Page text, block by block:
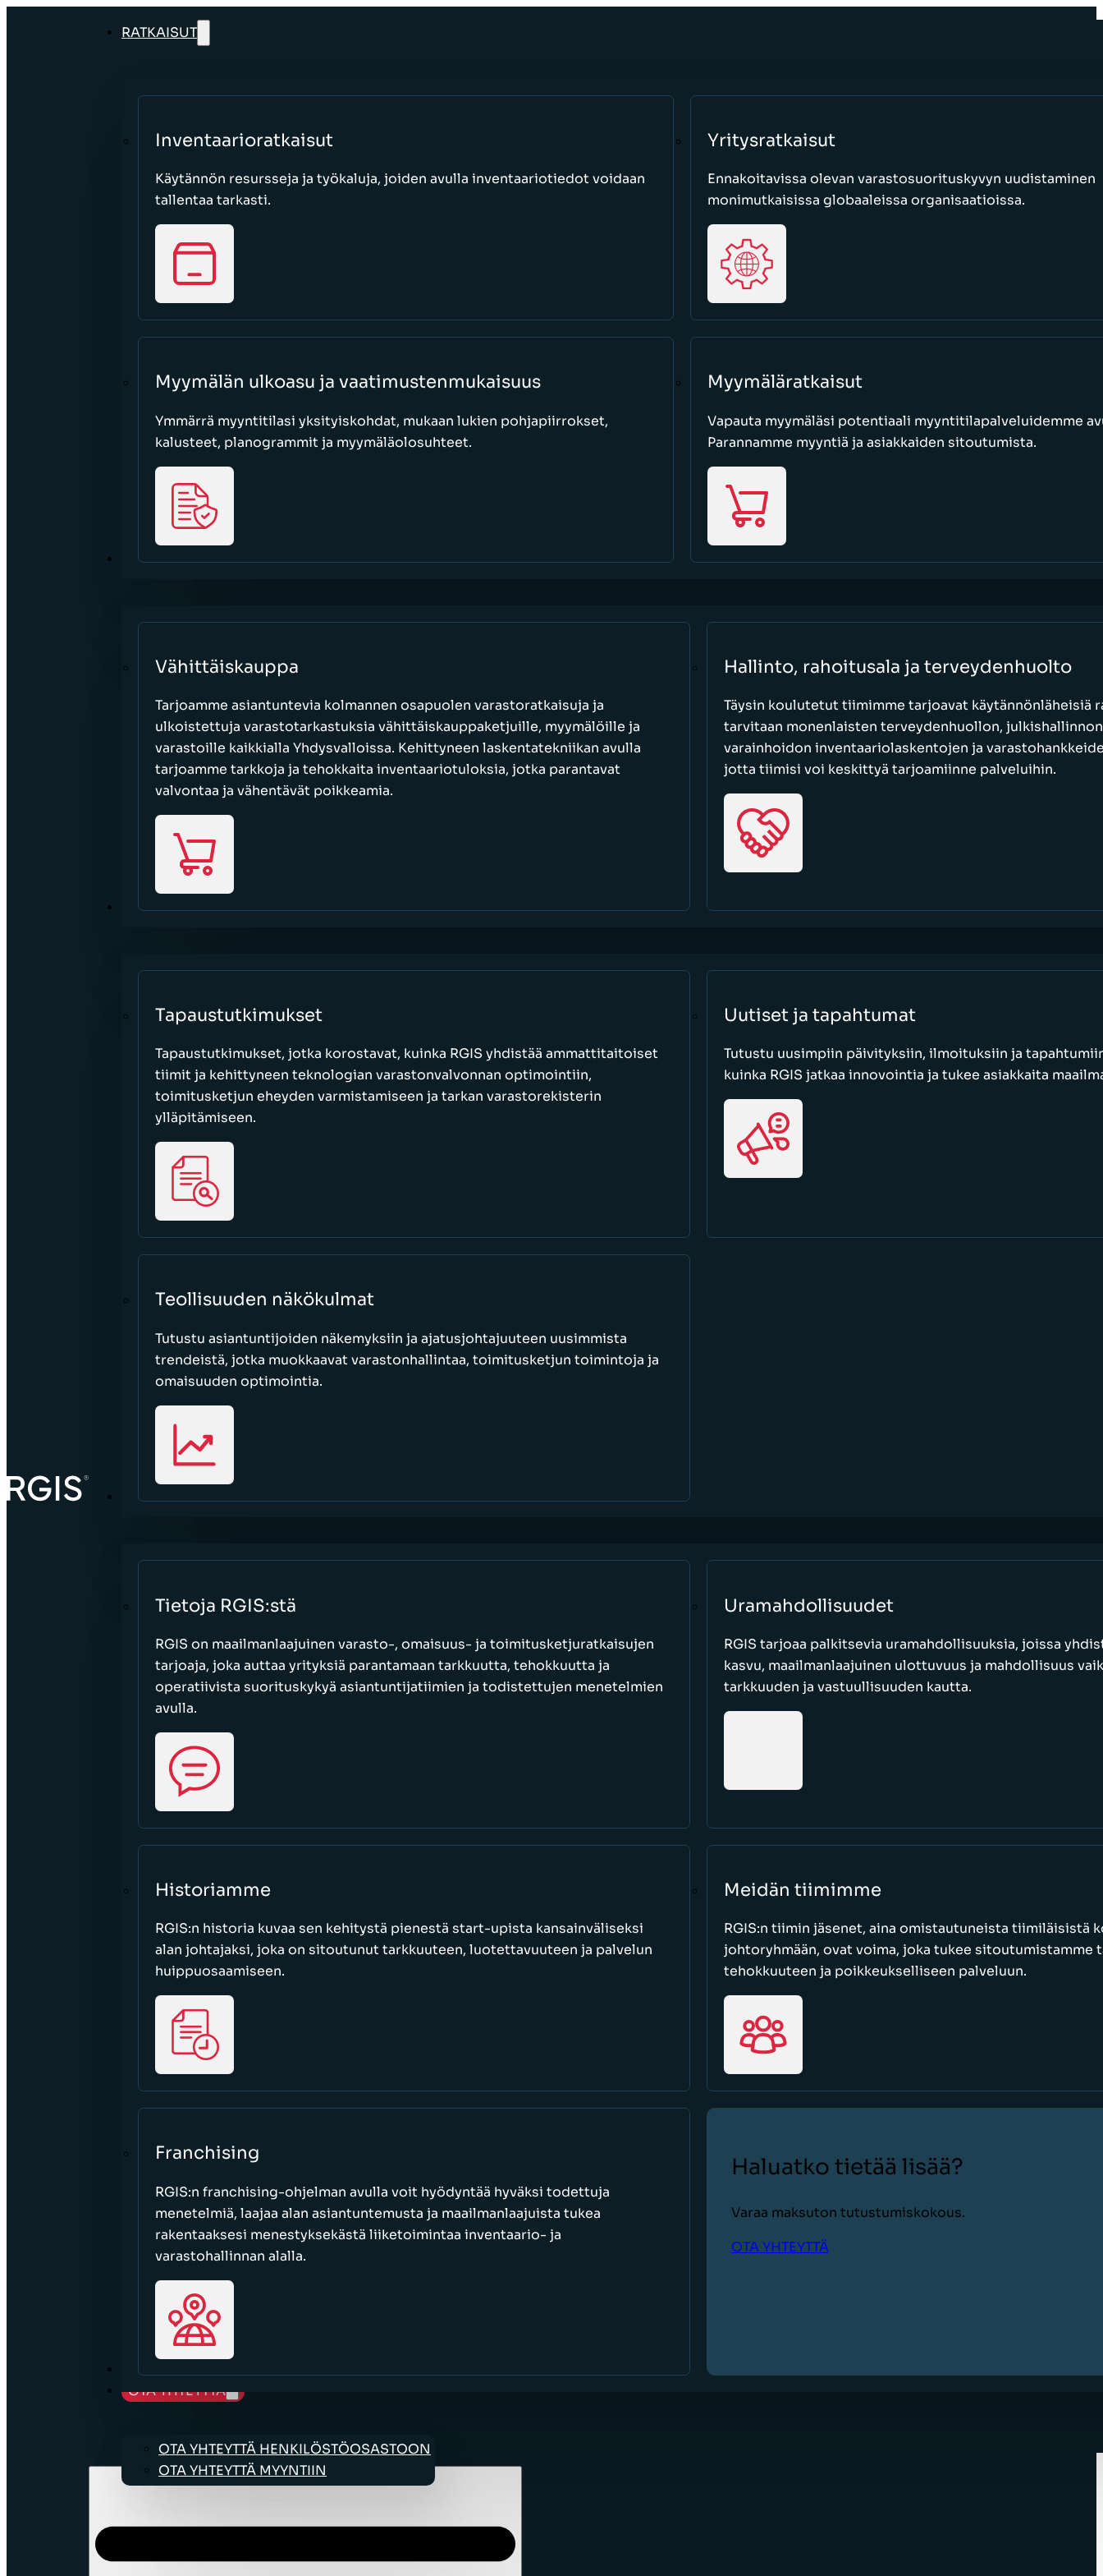
RATKAISUT
Inventaarioratkaisut
Käytännön resursseja ja työkaluja, joiden avulla inventaariotiedot voidaan
tallentaa tarkasti.
Yritysratkaisut
Ennakoitavissa olevan varastosuorituskyvyn uudistaminen
monimutkaisissa globaaleissa organisaatioissa.
Myymälän ulkoasu ja vaatimustenmukaisuus
Ymmärrä myyntitilasi yksityiskohdat, mukaan lukien pohjapiirrokset,
kalusteet, planogrammit ja myymäläolosuhteet.
Myymäläratkaisut
Vapauta myymäläsi potentiaali myyntitilapalveluidemme
Parannamme myyntiä ja asiakkaiden sitoutumista.
SEKTORIT
Vähittäiskauppa
Tarjoamme asiantuntevia kolmannen osapuolen varastoratkaisuja ja
ulkoistettuja varastotarkastuksia vähittäiskauppaketjuille, myymälöille ja
varastoille kaikkialla Yhdysvalloissa. Kehittyneen laskentatekniikan avulla
tarjoamme tarkkoja ja tehokkaita inventaariotuloksia, jotka parantavat
valvontaa ja vähentävät poikkeamia.
Hallinto, rahoitusala ja terveydenhuolto
Täysin koulutetut tiimimme tarjoavat käytännönläheisiä
tarvitaan monenlaisten terveydenhuollon,
varainhoidon inventaariolaskentojen ja
jotta tiimisi voi keskittyä tarjoamiinne palveluihin.
RESURSSIT
Tapaustutkimukset
Tapaustutkimukset, jotka korostavat, kuinka RGIS yhdistää ammattitaitoiset
tiimit ja kehittyneen teknologian varastonvalvonnan optimointiin,
toimitusketjun eheyden varmistamiseen ja tarkan varastorekisterin
ylläpitämiseen.
Uutiset ja tapahtumat
Tutustu uusimpiin päivityksiin, ilmoituksiin ja
kuinka RGIS jatkaa innovointia ja tukee asiakkaita
Teollisuuden näkökulmat
Tutustu asiantuntijoiden näkemyksiin ja ajatusjohtajuuteen uusimmista
trendeistä, jotka muokkaavat varastonhallintaa, toimitusketjun toimintoja ja
omaisuuden optimointia.
TIETOJA
Tietoja RGIS:stä
RGIS on maailmanlaajuinen varasto-, omaisuus- ja toimitusketjuratkaisujen
tarjoaja, joka auttaa yrityksiä parantamaan tarkkuutta, tehokkuutta ja
operatiivista suorituskykyä asiantuntijatiimien ja todistettujen menetelmien
avulla.
Uramahdollisuudet
RGIS tarjoaa palkitsevia uramahdollisuuksia, joissa
kasvu, maailmanlaajuinen ulottuvuus ja mahdollisuus
tarkkuuden ja vastuullisuuden kautta.
Historiamme
RGIS:n historia kuvaa sen kehitystä pienestä start-upista kansainväliseksi
alan johtajaksi, joka on sitoutunut tarkkuuteen, luotettavuuteen ja palvelun
huippuosaamiseen.
Meidän tiimimme
RGIS:n tiimin jäsenet, aina omistautuneista tiimiläisistä
johtoryhmään, ovat voima, joka tukee sitoutumistamme
tehokkuuteen ja poikkeukselliseen palveluun.
Franchising
RGIS:n franchising-ohjelman avulla voit hyödyntää hyväksi todettuja
menetelmiä, laajaa alan asiantuntemusta ja maailmanlaajuista tukea
rakentaaksesi menestyksekästä liiketoimintaa inventaario- ja
varastohallinnan alalla.
Haluatko tietää lisää?
Varaa maksuton tutustumiskokous.
OTA YHTEYTTÄ
URAMAHDOLLISUUDET
OTA YHTEYTTÄ
OTA YHTEYTTÄ HENKILÖSTÖOSASTOON
OTA YHTEYTTÄ MYYNTIIN